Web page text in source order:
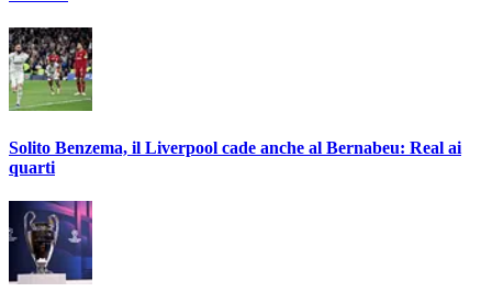
Solito Benzema, il Liverpool cade anche al Bernabeu: Real ai
quarti